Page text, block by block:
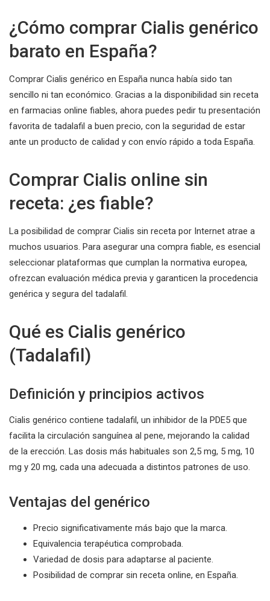
¿Cómo comprar Cialis genérico
barato en España?
Comprar Cialis genérico en España nunca había sido tan
sencillo ni tan económico. Gracias a la disponibilidad sin receta
en farmacias online fiables, ahora puedes pedir tu presentación
favorita de tadalafil a buen precio, con la seguridad de estar
ante un producto de calidad y con envío rápido a toda España.
Comprar Cialis online sin
receta: ¿es fiable?
La posibilidad de comprar Cialis sin receta por Internet atrae a
muchos usuarios. Para asegurar una compra fiable, es esencial
seleccionar plataformas que cumplan la normativa europea,
ofrezcan evaluación médica previa y garanticen la procedencia
genérica y segura del tadalafil.
Qué es Cialis genérico
(Tadalafil)
Definición y principios activos
Cialis genérico contiene tadalafil, un inhibidor de la PDE5 que
facilita la circulación sanguínea al pene, mejorando la calidad
de la erección. Las dosis más habituales son 2,5 mg, 5 mg, 10
mg y 20 mg, cada una adecuada a distintos patrones de uso.
Ventajas del genérico
Precio significativamente más bajo que la marca.
Equivalencia terapéutica comprobada.
Variedad de dosis para adaptarse al paciente.
Posibilidad de comprar sin receta online, en España.